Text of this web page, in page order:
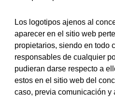
Los logotipos ajenos al
aparecer en el sitio web
propietarios, siendo en todo
responsables de cualquier
pudieran darse respecto a
estos en el sitio web del
caso, previa comunicación y